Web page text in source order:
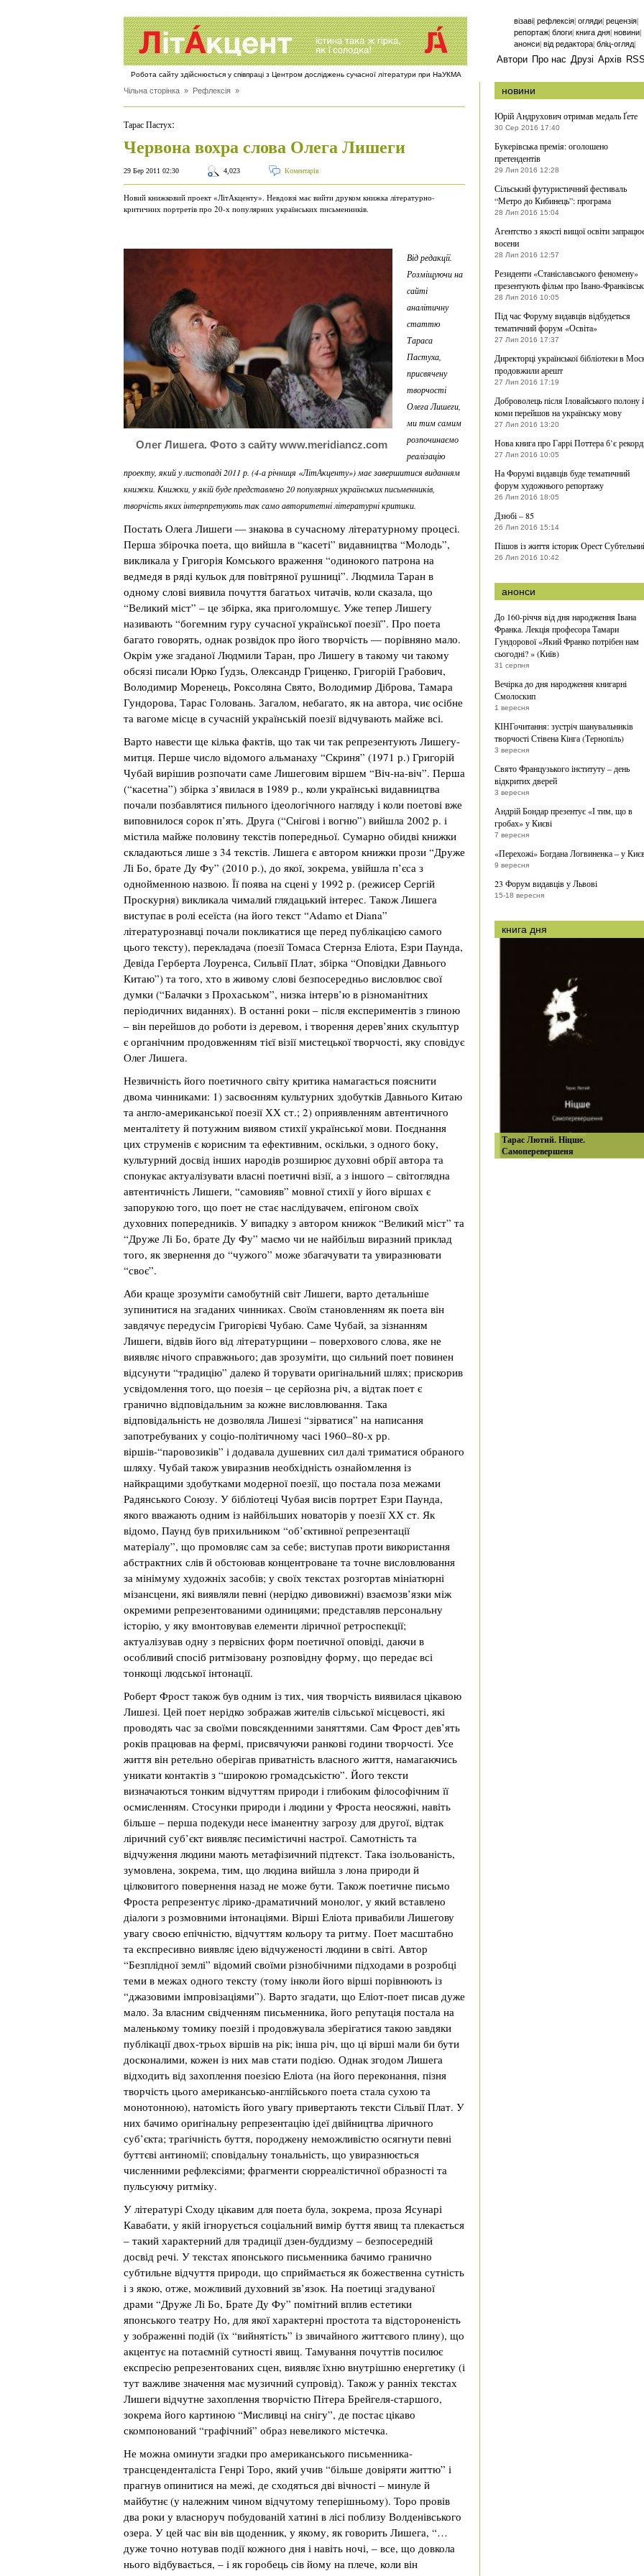
візаві| рефлексія| огляди| рецензія|
репортаж| блоги| книга дня| новини|
анонси| від редактора| бліц-огляд|
Автори Про нас Друзі Архів RSS
Робота сайту здійснюється у співпраці з Центром досліджень сучасної літератури при НаУКМА
Чільна сторінка » Рефлексія »
Тарас Пастух:
Червона вохра слова Олега Лишеги
29 Бер 2011 02:30 4,023 Коментарів
Новий книжковий проект «ЛітАкценту». Невдовзі має вийти друком книжка літературно-
критичних портретів про 20-х популярних українських письменників.
Олег Лишега. Фото з сайту www.meridiancz.com
Від редакції.
Розміщуючи на
сайті
аналітичну
статтю
Тараса
Пастуха,
присвячену
творчості
Олега Лишеги,
ми тим самим
розпочинаємо
реалізацію
проекту, який у листопаді 2011 р. (4-а річниця «ЛітАкценту») має завершитися виданням
книжки. Книжки, у якій буде представлено 20 популярних українських письменників,
творчість яких інтерпретують так само авторитетні літературні критики.
Постать Олега Лишеги — знакова в сучасному літературному процесі.
Перша збірочка поета, що вийшла в “касеті” видавництва “Молодь”,
викликала у Григорія Комського враження “одинокого патрона на
ведмедя в ряді кульок для повітряної рушниці”. Людмила Таран в
одному слові виявила почуття багатьох читачів, коли сказала, що
“Великий міст” – це збірка, яка приголомшує. Уже тепер Лишегу
називають “богемним гуру сучасної української поезії”. Про поета
багато говорять, однак розвідок про його творчість — порівняно мало.
Окрім уже згаданої Людмили Таран, про Лишегу в такому чи такому
обсязі писали Юрко Ґудзь, Олександр Гриценко, Григорій Грабович,
Володимир Моренець, Роксоляна Свято, Володимир Діброва, Тамара
Гундорова, Тарас Головань. Загалом, небагато, як на автора, чиє осібне
та вагоме місце в сучасній українській поезії відчувають майже всі.
Варто навести ще кілька фактів, що так чи так репрезентують Лишегу-
митця. Перше число відомого альманаху “Скриня” (1971 р.) Григорій
Чубай вирішив розпочати саме Лишеговим віршем “Віч-на-віч”. Перша
(“касетна”) збірка з’явилася в 1989 р., коли українські видавництва
почали позбавлятися пильного ідеологічного нагляду і коли поетові вже
виповнилося сорок п’ять. Друга (“Снігові і вогню”) вийшла 2002 р. і
містила майже половину текстів попередньої. Сумарно обидві книжки
складаються лише з 34 текстів. Лишега є автором книжки прози “Друже
Лі Бо, брате Ду Фу” (2010 р.), до якої, зокрема, увійшла п’єса з
однойменною назвою. Її поява на сцені у 1992 р. (режисер Сергій
Проскурня) викликала чималий глядацький інтерес. Також Лишега
виступає в ролі есеїста (на його текст “Adamo et Diana”
літературознавці почали покликатися ще перед публікацією самого
цього тексту), перекладача (поезії Томаса Стернза Еліота, Езри Паунда,
Девіда Герберта Лоуренса, Сильвії Плат, збірка “Оповідки Давнього
Китаю”) та того, хто в живому слові безпосередньо висловлює свої
думки (“Балачки з Прохаськом”, низка інтерв’ю в різноманітних
періодичних виданнях). В останні роки – після експериментів з глиною
– він перейшов до роботи із деревом, і творення дерев’яних скульптур
є органічним продовженням тієї візії мистецької творчості, яку сповідує
Олег Лишега.
Незвичність його поетичного світу критика намагається пояснити
двома чинниками: 1) засвоєнням культурних здобутків Давнього Китаю
та англо-американської поезії ХХ ст.; 2) оприявленням автентичного
менталітету й потужним виявом стихії української мови. Поєднання
цих струменів є корисним та ефективним, оскільки, з одного боку,
культурний досвід інших народів розширює духовні обрії автора та
спонукає актуалізувати власні поетичні візії, а з іншого – світоглядна
автентичність Лишеги, “самовияв” мовної стихії у його віршах є
запорукою того, що поет не стає наслідувачем, епігоном своїх
духовних попередників. У випадку з автором книжок “Великий міст” та
“Друже Лі Бо, брате Ду Фу” маємо чи не найбільш виразний приклад
того, як звернення до “чужого” може збагачувати та увиразнювати
“своє”.
Аби краще зрозуміти самобутній світ Лишеги, варто детальніше
зупинитися на згаданих чинниках. Своїм становленням як поета він
завдячує передусім Григорієві Чубаю. Саме Чубай, за зізнанням
Лишеги, відвів його від літературщини – поверхового слова, яке не
виявляє нічого справжнього; дав зрозуміти, що сильний поет повинен
відсунути “традицію” далеко й торувати оригінальний шлях; прискорив
усвідомлення того, що поезія – це серйозна річ, а відтак поет є
гранично відповідальним за кожне висловлювання. Така
відповідальність не дозволяла Лишезі “зірватися” на написання
запотребуваних у соціо-політичному часі 1960–80-х рр.
віршів-“паровозиків” і додавала душевних сил далі триматися обраного
шляху. Чубай також увиразнив необхідність ознайомлення із
найкращими здобутками модерної поезії, що постала поза межами
Радянського Союзу. У бібліотеці Чубая висів портрет Езри Паунда,
якого вважають одним із найбільших новаторів у поезії ХХ ст. Як
відомо, Паунд був прихильником “об’єктивної репрезентації
матеріалу”, що промовляє сам за себе; виступав проти використання
абстрактних слів й обстоював концентроване та точне висловлювання
за мінімуму художніх засобів; у своїх текстах розгортав мініатюрні
мізансцени, які виявляли певні (нерідко дивовижні) взаємозв’язки між
окремими репрезентованими одиницями; представляв персональну
історію, у яку вмонтовував елементи ліричної ретроспекції;
актуалізував одну з первісних форм поетичної оповіді, даючи в
особливий спосіб ритмізовану розповідну форму, що передає всі
тонкощі людської інтонації.
Роберт Фрост також був одним із тих, чия творчість виявилася цікавою
Лишезі. Цей поет нерідко зображав жителів сільської місцевості, які
проводять час за своїми повсякденними заняттями. Сам Фрост дев’ять
років працював на фермі, присвячуючи ранкові години творчості. Усе
життя він ретельно оберігав приватність власного життя, намагаючись
уникати контактів з “широкою громадськістю”. Його тексти
визначаються тонким відчуттям природи і глибоким філософічним її
осмисленням. Стосунки природи і людини у Фроста неосяжні, навіть
більше – перша подекуди несе іманентну загрозу для другої, відтак
ліричний суб’єкт виявляє песимістичні настрої. Самотність та
відчуження людини мають метафізичний підтекст. Така ізольованість,
зумовлена, зокрема, тим, що людина вийшла з лона природи й
цілковитого повернення назад не може бути. Також поетичне письмо
Фроста репрезентує лірико-драматичний монолог, у який вставлено
діалоги з розмовними інтонаціями. Вірші Еліота привабили Лишегову
увагу своєю епічністю, відчуттям кольору та ритму. Поет масштабно
та експресивно виявляє ідею відчуженості людини в світі. Автор
“Безплідної землі” відомий своїми різнобічними підходами в розробці
теми в межах одного тексту (тому інколи його вірші порівнюють із
“джазовими імпровізаціями”). Варто згадати, що Еліот-поет писав дуже
мало. За власним свідченням письменника, його репутація постала на
маленькому томику поезій і продовжувала зберігатися такою завдяки
публікації двох-трьох віршів на рік; інша річ, що ці вірші мали би бути
досконалими, кожен із них мав стати подією. Однак згодом Лишега
відходить від захоплення поезією Еліота (на його переконання, пізня
творчість цього американсько-англійського поета стала сухою та
монотонною), натомість його увагу привертають тексти Сільвії Плат. У
них бачимо оригінальну репрезентацію ідеї двійництва ліричного
суб’єкта; трагічність буття, породжену неможливістю осягнути певні
буттєві антиномії; сповідальну тональність, що увиразнюється
численними рефлексіями; фрагменти сюрреалістичної образності та
пульсуючу ритміку.
У літературі Сходу цікавим для поета була, зокрема, проза Ясунарі
Кавабати, у якій ігнорується соціальний вимір буття явищ та плекається
– такий характерний для традиції дзен-буддизму – безпосередній
досвід речі. У текстах японського письменника бачимо гранично
субтильне відчуття природи, що сприймається як божественна сутність
і з якою, отже, можливий духовний зв’язок. На поетиці згадуваної
драми “Друже Лі Бо, Брате Ду Фу” помітний вплив естетики
японського театру Но, для якої характерні простота та відстороненість
у зображенні подій (їх “вийнятість” із звичайного життєвого плину), що
акцентує на потаємній сутності явищ. Тамування почуттів посилює
експресію репрезентованих сцен, виявляє їхню внутрішню енергетику (і
тут важливе значення має музичний супровід). Також у ранніх текстах
Лишеги відчутне захоплення творчістю Пітера Брейгеля-старшого,
зокрема його картиною “Мисливці на снігу”, де постає цікаво
скомпонований “графічний” образ невеликого містечка.
Не можна оминути згадки про американського письменника-
трансценденталіста Генрі Торо, який учив “більше довіряти життю” і
прагнув опинитися на межі, де сходяться дві вічності – минуле й
майбутнє (у належним чином відчутому теперішньому). Торо провів
два роки у власноруч побудованій хатині в лісі поблизу Волденівського
озера. У цей час він вів щоденник, у якому, як говорить Лишега, “…
дуже точно нотував події кожного дня і навіть ночі, – все, що довкола
нього відбувається, – і як горобець сів йому на плече, коли він
новини
Юрій Андрухович отримав медаль Ґете
30 Сер 2016 17:40
Букерівська премія: оголошено
претендентів
29 Лип 2016 12:28
Сільський футуристичний фестиваль
“Метро до Кибинець”: програма
28 Лип 2016 15:04
Агентство з якості вищої освіти
восени
28 Лип 2016 12:57
Резиденти «Станіславського феномену»
презентують фільм про Івано-Франківськ
28 Лип 2016 10:05
Під час Форуму видавців відбудеться
тематичний форум «Освіта»
27 Лип 2016 17:37
Директорці української бібліотеки в
продовжили арешт
27 Лип 2016 17:19
Доброволець після Іловайського полону
коми перейшов на українську мову
27 Лип 2016 13:20
Нова книга про Гаррі Поттера б’є
27 Лип 2016 10:05
На Форумі видавців буде тематичний
форум художнього репортажу
26 Лип 2016 18:05
Дзюбі – 85
26 Лип 2016 15:14
Пішов із життя історик Орест
26 Лип 2016 10:42
анонси
До 160-річчя від дня народження Івана
Франка. Лекція професора Тамари
Гундорової «Який Франко потрібен нам
сьогодні? » (Київ)
31 серпня
Вечірка до дня народження книгарні
Смолоскип
1 вересня
КІНГочитання: зустріч шанувальників
творчості Стівена Кінга (Тернопіль)
3 вересня
Свято Французького інституту – день
відкритих дверей
3 вересня
Андрій Бондар презентує «І тим, що в
гробах» у Києві
7 вересня
«Перехожі» Богдана Логвиненка – у
9 вересня
23 Форум видавців у Львові
15-18 вересня
книга дня
Тарас Лютий. Ніцше.
Самоперевершеня